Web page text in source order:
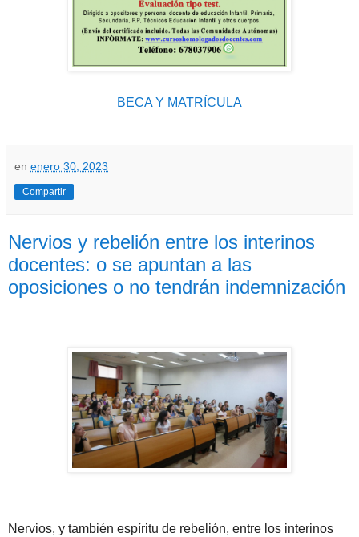
BECA Y MATRÍCULA
en enero 30, 2023
Compartir
Nervios y rebelión entre los interinos
docentes: o se apuntan a las
oposiciones o no tendrán indemnización
Nervios, y también espíritu de rebelión, entre los interinos